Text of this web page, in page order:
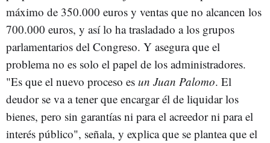
máximo de 350.000 euros y ventas que no alcancen los
700.000 euros, y así lo ha trasladado a los grupos
parlamentarios del Congreso. Y asegura que el
problema no es solo el papel de los administradores.
"Es que el nuevo proceso es un Juan Palomo. El
deudor se va a tener que encargar él de liquidar los
bienes, pero sin garantías ni para el acreedor ni para el
interés público", señala, y explica que se plantea que el